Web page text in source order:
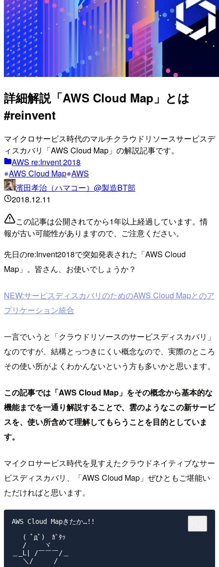
詳細解説「AWS Cloud Map」とは
#reinvent
マイクロサービス時代のマルチクラウドリソースサービスデ
ィスカバリ「AWS Cloud Map」の解説記事です。
AWS re:Invent 2018
AWS Cloud Map AWS
濱田孝治（ハマコー）@製造BT部
2018.12.11
この記事は公開されてから1年以上経過しています。情
報が古い可能性がありますので、ご注意ください。
先日のre:Invent2018で突如発表された「AWS Cloud
Map」。皆さん、お使いでしょうか？
NEW:サービスディスカバリのためのAWS Cloud Mapとのア
プリケーション統合
一言でいうと「クラウドリソースのサービスディスカバリ」
なのですが、結構とっつきにくい概念なので、実際のところ
その使い所がよくわかんないという方も多いかと思います。
この記事では「AWS Cloud Map」をその概念から基本的な
機能までを一通り解説することで、雲のようなこの新サービ
スを、使い所含めて理解してもらうことを目的としていま
す。
マイクロサービス時代を見すえたクラウドネイティブなサー
ビスディスカバリ、「AWS Cloud Map」ぜひともご堪能い
ただければと思います。
AWS Cloud Mapきたか…!!
( ﾟдﾟ)　ｶﾞﾀｯ
/　　 ヾ
＿_L| /￣￣￣/＿